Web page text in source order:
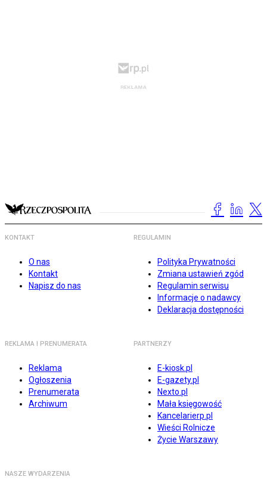
KONTAKT
O nas
Kontakt
Napisz do nas
REGULAMIN
Polityka Prywatności
Zmiana ustawień zgód
Regulamin serwisu
Informacje o nadawcy
Deklaracja dostępności
REKLAMA I PRENUMERATA
Reklama
Ogłoszenia
Prenumerata
Archiwum
PARTNERZY
E-kiosk.pl
E-gazety.pl
Nexto.pl
Mała księgowość
Kancelarierp.pl
Wieści Rolnicze
Życie Warszawy
NASZE WYDARZENIA